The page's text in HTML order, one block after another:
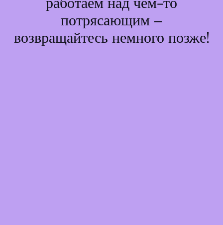
потрясающим –
возвращайтесь немного позже!